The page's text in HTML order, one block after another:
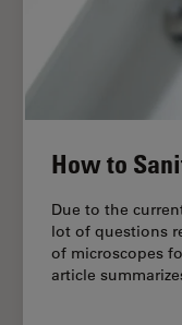
How to
Due to the
lot of questions
of microscopes
article